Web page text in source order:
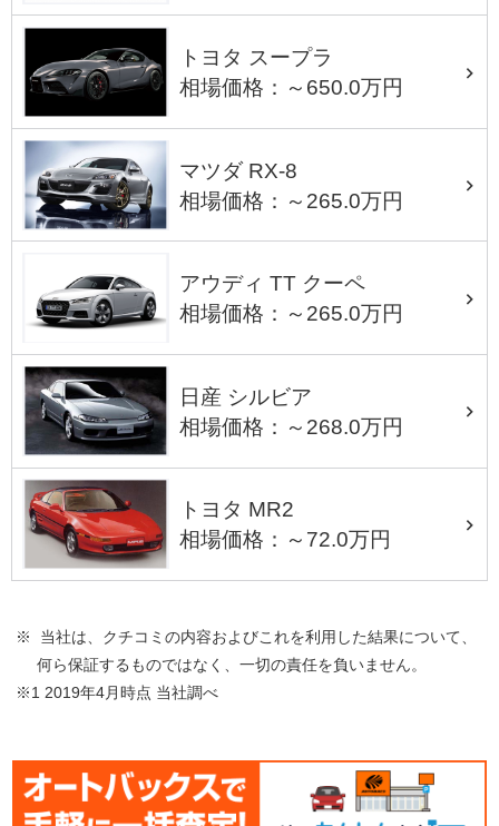
トヨタ スープラ
相場価格：～650.0万円
マツダ RX-8
相場価格：～265.0万円
アウディ TT クーペ
相場価格：～265.0万円
日産 シルビア
相場価格：～268.0万円
トヨタ MR2
相場価格：～72.0万円
※ 当社は、クチコミの内容およびこれを利用した結果について、
何ら保証するものではなく、一切の責任を負いません。
※1 2019年4月時点 当社調べ